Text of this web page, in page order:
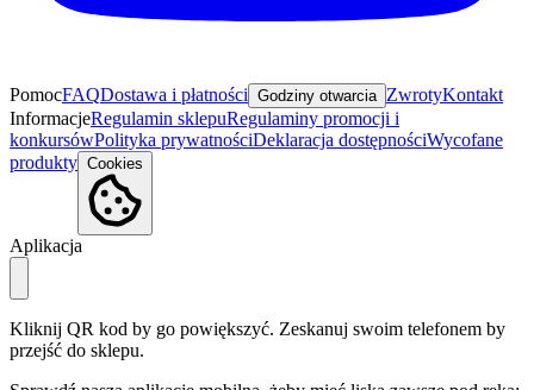
PomocFAQDostawa i płatności Godziny otwarcia ZwrotyKontakt
InformacjeRegulamin sklepuRegulaminy promocji i
konkursówPolityka prywatnościDeklaracja dostępnościWycofane
produkty Cookies
Aplikacja
Kliknij QR kod by go powiększyć. Zeskanuj swoim telefonem by
przejść do sklepu.